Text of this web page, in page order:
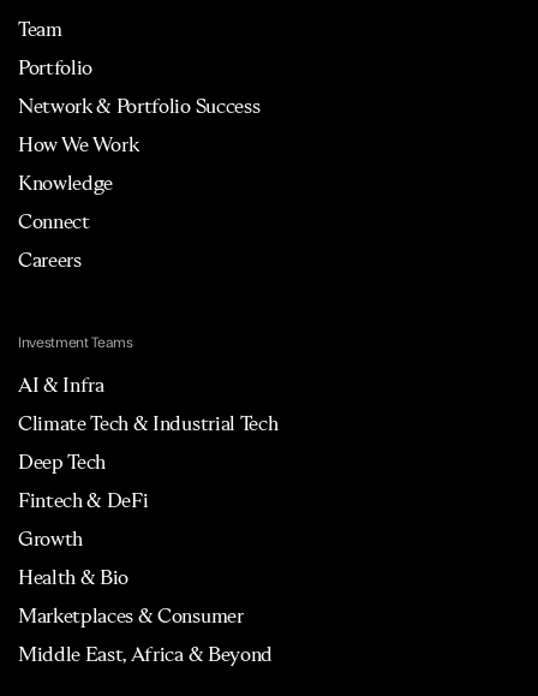
Team
Portfolio
Network & Portfolio Success
How We Work
Knowledge
Connect
Careers
Investment Teams
AI & Infra
Climate Tech & Industrial Tech
Deep Tech
Fintech & DeFi
Growth
Health & Bio
Marketplaces & Consumer
Middle East, Africa & Beyond